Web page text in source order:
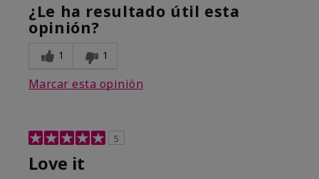
¿Le ha resultado útil esta
opinión?
1 1
Marcar esta opinión
5
Love it